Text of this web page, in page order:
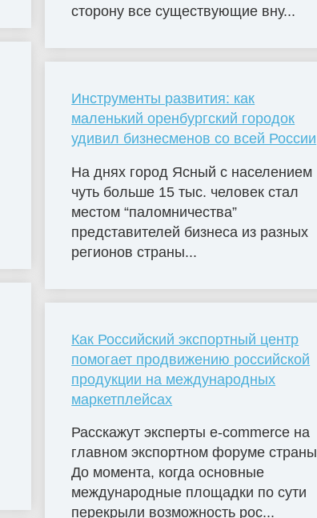
сторону все существующие вну...
Инструменты развития: как
маленький оренбургский городок
удивил бизнесменов со всей России
На днях город Ясный с населением
чуть больше 15 тыс. человек стал
местом “паломничества”
представителей бизнеса из разных
регионов страны...
Как Российский экспортный центр
помогает продвижению российской
продукции на международных
маркетплейсах
Расскажут эксперты e-commerce на
главном экспортном форуме страны
До момента, когда основные
международные площадки по сути
перекрыли возможность рос...